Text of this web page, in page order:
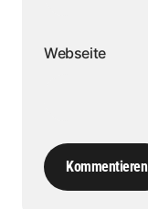
Webseite
Kommentieren